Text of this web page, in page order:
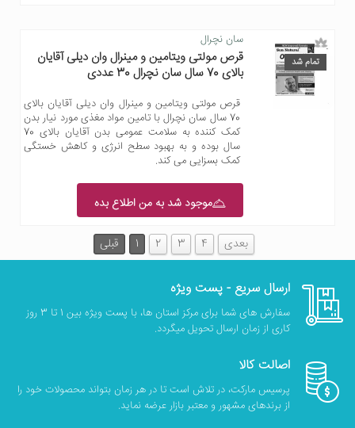
تمام شد
سان نچرال
قرص مولتی ویتامین و مینرال وان دیلی آقایان
بالای 70 سال سان نچرال 30 عددی
قرص مولتی ویتامین و مینرال وان دیلی آقایان بالای
70 سال سان نچرال با تامین مواد مغذی مورد نیار بدن
کمک کننده به سلامت عمومی بدن آقایان بالای 70
سال بوده و به بهبود سطح انرژی و کاهش خستگی
کمک بسزایی می کند.
موجود شد به من اطلاع بده
قبلی 1 2 3 4 بعدی
ارسال سریع - پست ویژه
سفارش های شما برای مرکز استان ها، با پست ویژه بین 1 تا 3 روز
کاری از زمان ارسال تحویل میگردد.
اصالت کالا
پرسیس مارکت، در تلاش است تا در هر زمان بتواند محصولات خود را
از برندهای مشهور و معتبر بازار عرضه نماید.